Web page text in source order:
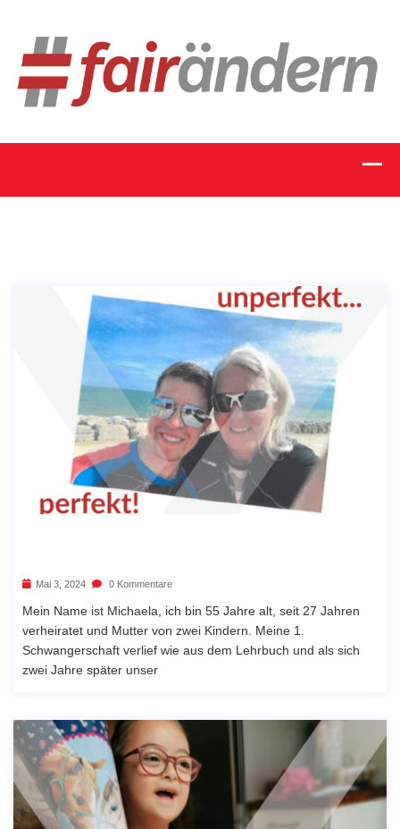
Mai 3, 2024 0 Kommentare
Mein Name ist Michaela, ich bin 55 Jahre alt, seit 27 Jahren
verheiratet und Mutter von zwei Kindern. Meine 1.
Schwangerschaft verlief wie aus dem Lehrbuch und als sich
zwei Jahre später unser